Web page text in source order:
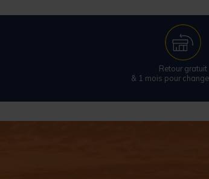
Retour gratuit
& 1 mois pour